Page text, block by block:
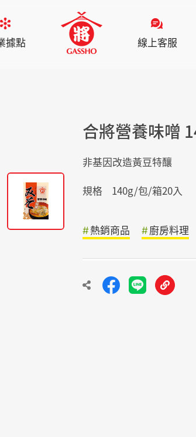
據點 線上客服
合將營養味噌
非基因改造黃豆特釀
規格
140g/包/箱20入
熱銷商品 廚房料理